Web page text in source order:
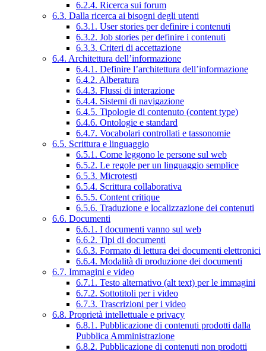
6.2.4. Ricerca sui forum
6.3. Dalla ricerca ai bisogni degli utenti
6.3.1. User stories per definire i contenuti
6.3.2. Job stories per definire i contenuti
6.3.3. Criteri di accettazione
6.4. Architettura dell’informazione
6.4.1. Definire l’architettura dell’informazione
6.4.2. Alberatura
6.4.3. Flussi di interazione
6.4.4. Sistemi di navigazione
6.4.5. Tipologie di contenuto (content type)
6.4.6. Ontologie e standard
6.4.7. Vocabolari controllati e tassonomie
6.5. Scrittura e linguaggio
6.5.1. Come leggono le persone sul web
6.5.2. Le regole per un linguaggio semplice
6.5.3. Microtesti
6.5.4. Scrittura collaborativa
6.5.5. Content critique
6.5.6. Traduzione e localizzazione dei contenuti
6.6. Documenti
6.6.1. I documenti vanno sul web
6.6.2. Tipi di documenti
6.6.3. Formato di lettura dei documenti elettronici
6.6.4. Modalità di produzione dei documenti
6.7. Immagini e video
6.7.1. Testo alternativo (alt text) per le immagini
6.7.2. Sottotitoli per i video
6.7.3. Trascrizioni per i video
6.8. Proprietà intellettuale e privacy
6.8.1. Pubblicazione di contenuti prodotti dalla
Pubblica Amministrazione
6.8.2. Pubblicazione di contenuti non prodotti